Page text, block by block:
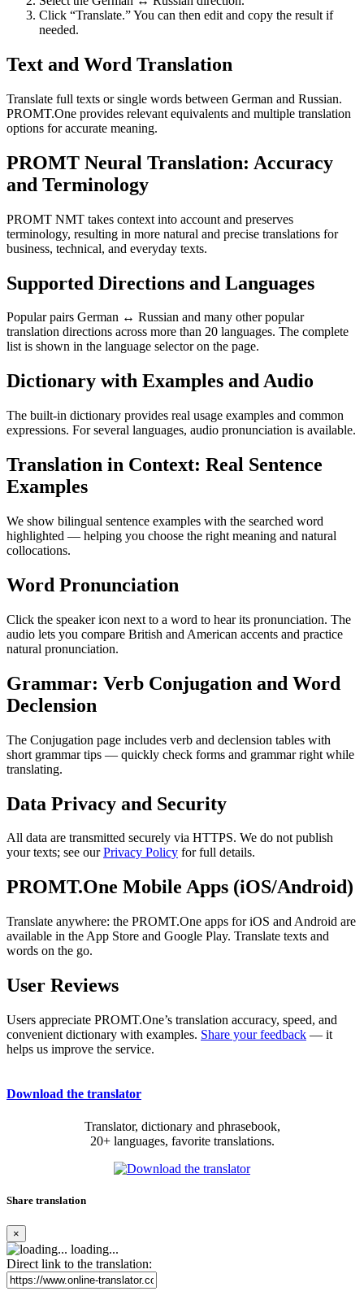
Click “Translate.” You can then edit and copy the result if
needed.
Text and Word Translation
Translate full texts or single words between German and Russian.
PROMT.One provides relevant equivalents and multiple translation
options for accurate meaning.
PROMT Neural Translation: Accuracy
and Terminology
PROMT NMT takes context into account and preserves
terminology, resulting in more natural and precise translations for
business, technical, and everyday texts.
Supported Directions and Languages
Popular pairs German ↔ Russian and many other popular
translation directions across more than 20 languages. The complete
list is shown in the language selector on the page.
Dictionary with Examples and Audio
The built-in dictionary provides real usage examples and common
expressions. For several languages, audio pronunciation is available.
Translation in Context: Real Sentence
Examples
We show bilingual sentence examples with the searched word
highlighted — helping you choose the right meaning and natural
collocations.
Word Pronunciation
Click the speaker icon next to a word to hear its pronunciation. The
audio lets you compare British and American accents and practice
natural pronunciation.
Grammar: Verb Conjugation and Word
Declension
The Conjugation page includes verb and declension tables with
short grammar tips — quickly check forms and grammar right while
translating.
Data Privacy and Security
All data are transmitted securely via HTTPS. We do not publish
your texts; see ourPrivacy Policy for full details.
PROMT.One Mobile Apps (iOS/Android)
Translate anywhere: the PROMT.One apps for iOS and Android are
available in the App Store and Google Play. Translate texts and
words on the go.
User Reviews
Users appreciate PROMT.One’s translation accuracy, speed, and
convenient dictionary with examples. Share your feedback — it
helps us improve the service.
Download the translator
Translator, dictionary and phrasebook,
20+ languages, favorite translations.
Share translation
×
loading...
Direct link to the translation: